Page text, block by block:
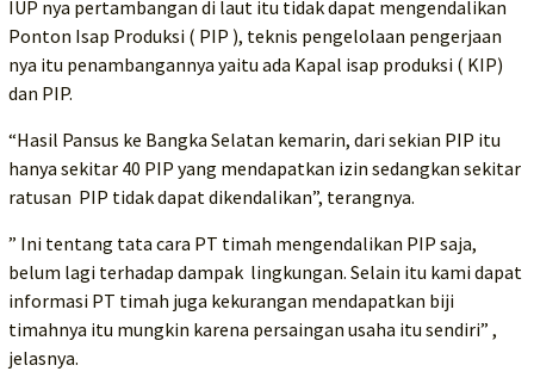
IUP nya pertambangan di laut itu tidak dapat mengendalikan
Ponton Isap Produksi ( PIP ), teknis pengelolaan pengerjaan
nya itu penambangannya yaitu ada Kapal isap produksi ( KIP)
dan PIP.
“Hasil Pansus ke Bangka Selatan kemarin, dari sekian PIP itu
hanya sekitar 40 PIP yang mendapatkan izin sedangkan sekitar
ratusan PIP tidak dapat dikendalikan”, terangnya.
” Ini tentang tata cara PT timah mengendalikan PIP saja,
belum lagi terhadap dampak lingkungan. Selain itu kami dapat
informasi PT timah juga kekurangan mendapatkan biji
timahnya itu mungkin karena persaingan usaha itu sendiri” ,
jelasnya.